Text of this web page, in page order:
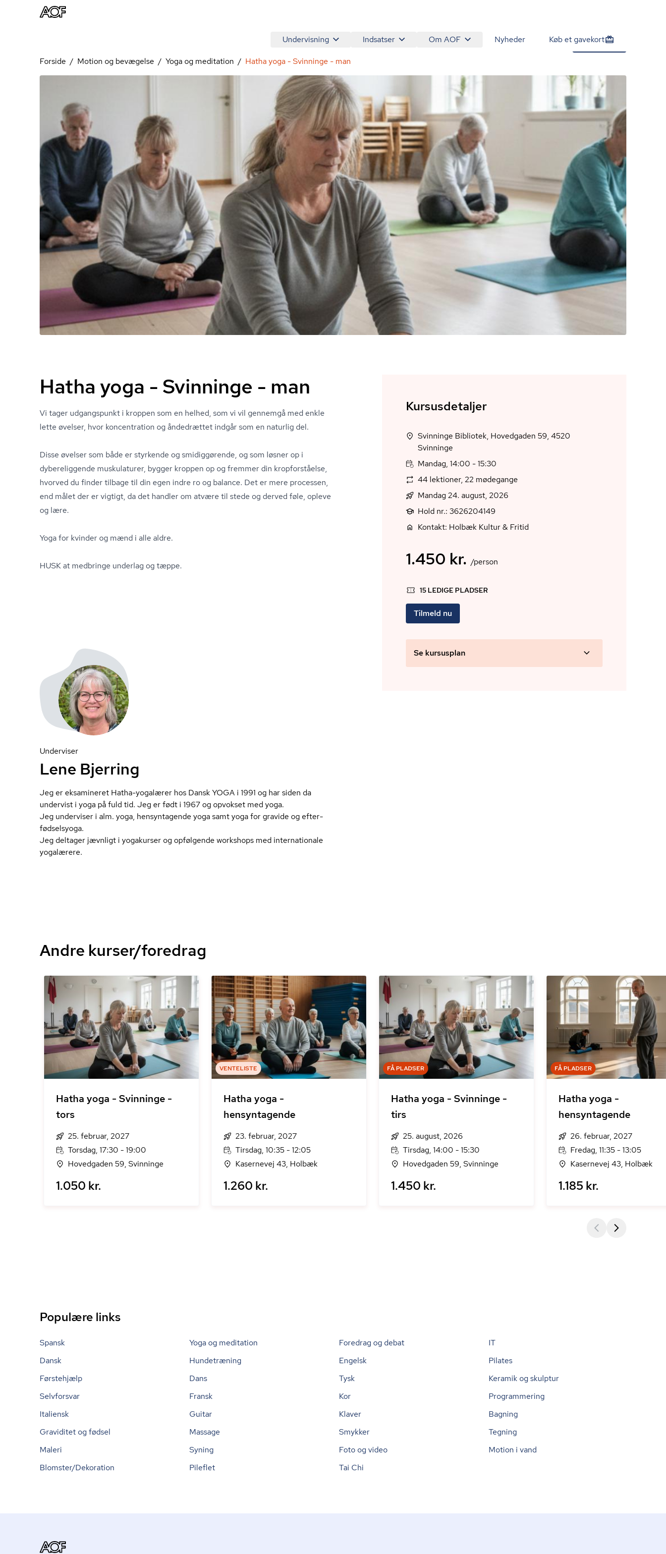
Undervisning Indsatser Om AOF Nyheder Køb et gavekort
Forside Motion og bevægelse Yoga og meditation Hatha yoga - Svinninge - man
1.450 kr. /person Tilmeld nu
Hatha yoga - Svinninge - man
Vi tager udgangspunkt i kroppen som en helhed, som vi vil gennemgå med enkle
lette øvelser, hvor koncentration og åndedrættet indgår som en naturlig del.
Disse øvelser som både er styrkende og smidiggørende, og som løsner op i
dybereliggende muskulaturer, bygger kroppen op og fremmer din kropforståelse,
hvorved du finder tilbage til din egen indre ro og balance. Det er mere processen,
end målet der er vigtigt, da det handler om atvære til stede og derved føle, opleve
og lære.
Yoga for kvinder og mænd i alle aldre.
HUSK at medbringe underlag og tæppe.
Kursusdetaljer
Svinninge Bibliotek, Hovedgaden 59, 4520
Svinninge
Mandag, 14:00 - 15:30
44 lektioner, 22 mødegange
Mandag 24. august, 2026
Hold nr.: 3626204149
Kontakt: Holbæk Kultur & Fritid
1.450 kr. /person
15 LEDIGE PLADSER
Tilmeld nu
Se kursusplan
Underviser
Lene Bjerring
Jeg er eksamineret Hatha-yogalærer hos Dansk YOGA i 1991 og har siden da
undervist i yoga på fuld tid. Jeg er født i 1967 og opvokset med yoga.
Jeg underviser i alm. yoga, hensyntagende yoga samt yoga for gravide og ef­ter­
fød­sel­sy­o­ga.
Jeg deltager jævnligt i yogakurser og opfølgende workshops med internationale
yogalærere.
Andre kurser/foredrag
Hatha yoga - Svinninge -
tors
25. februar, 2027
Torsdag, 17:30 - 19:00
Hovedgaden 59, Svinninge
1.050 kr.
VENTELISTE
Hatha yoga -
hensyntagende
23. februar, 2027
Tirsdag, 10:35 - 12:05
Kasernevej 43, Holbæk
1.260 kr.
FÅ PLADSER
Hatha yoga - Svinninge -
tirs
25. august, 2026
Tirsdag, 14:00 - 15:30
Hovedgaden 59, Svinninge
1.450 kr.
FÅ PLADSER
Hatha yoga -
hensyntagende
26. februar, 2027
Fredag, 11:35 - 13:05
Kasernevej 43, Holbæk
1.185 kr.
Populære links
Spansk Yoga og meditation Foredrag og debat
IT
Dansk
Hundetræning Engelsk
Pilates
Førstehjælp
Dans Tysk
Keramik og skulptur
Selvforsvar
Fransk Kor
Programmering
Italiensk
Guitar Klaver
Bagning
Graviditet og fødsel
Massage Smykker
Tegning
Maleri
Syning Foto og video
Motion i vand
Blomster/Dekoration
Pileflet Tai Chi